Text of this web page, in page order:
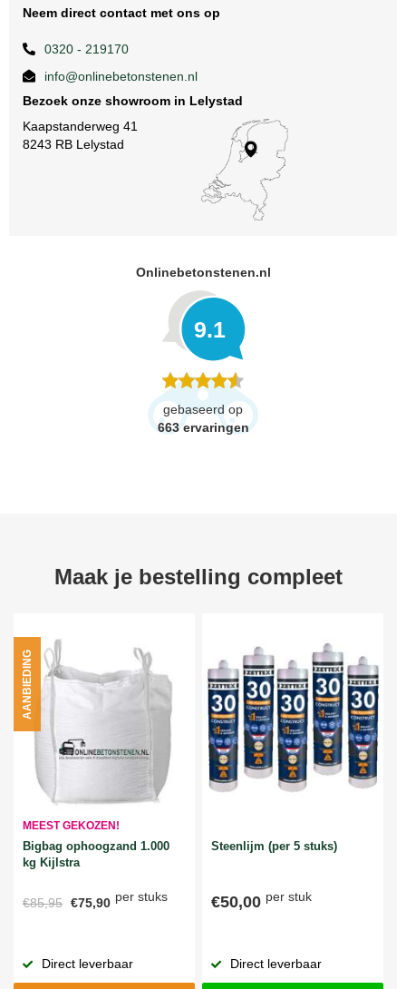
Neem direct contact met ons op
0320 - 219170
info@onlinebetonstenen.nl
Bezoek onze showroom in Lelystad
Kaapstanderweg 41
8243 RB Lelystad
Onlinebetonstenen.nl
9.1
gebaseerd op
663 ervaringen
Maak je bestelling compleet
MEEST GEKOZEN!
Bigbag ophoogzand 1.000
kg Kijlstra
€85,95 €75,90 per stuks
AANBIEDING
Direct leverbaar
Steenlijm (per 5 stuks)
€50,00 per stuk
Direct leverbaar